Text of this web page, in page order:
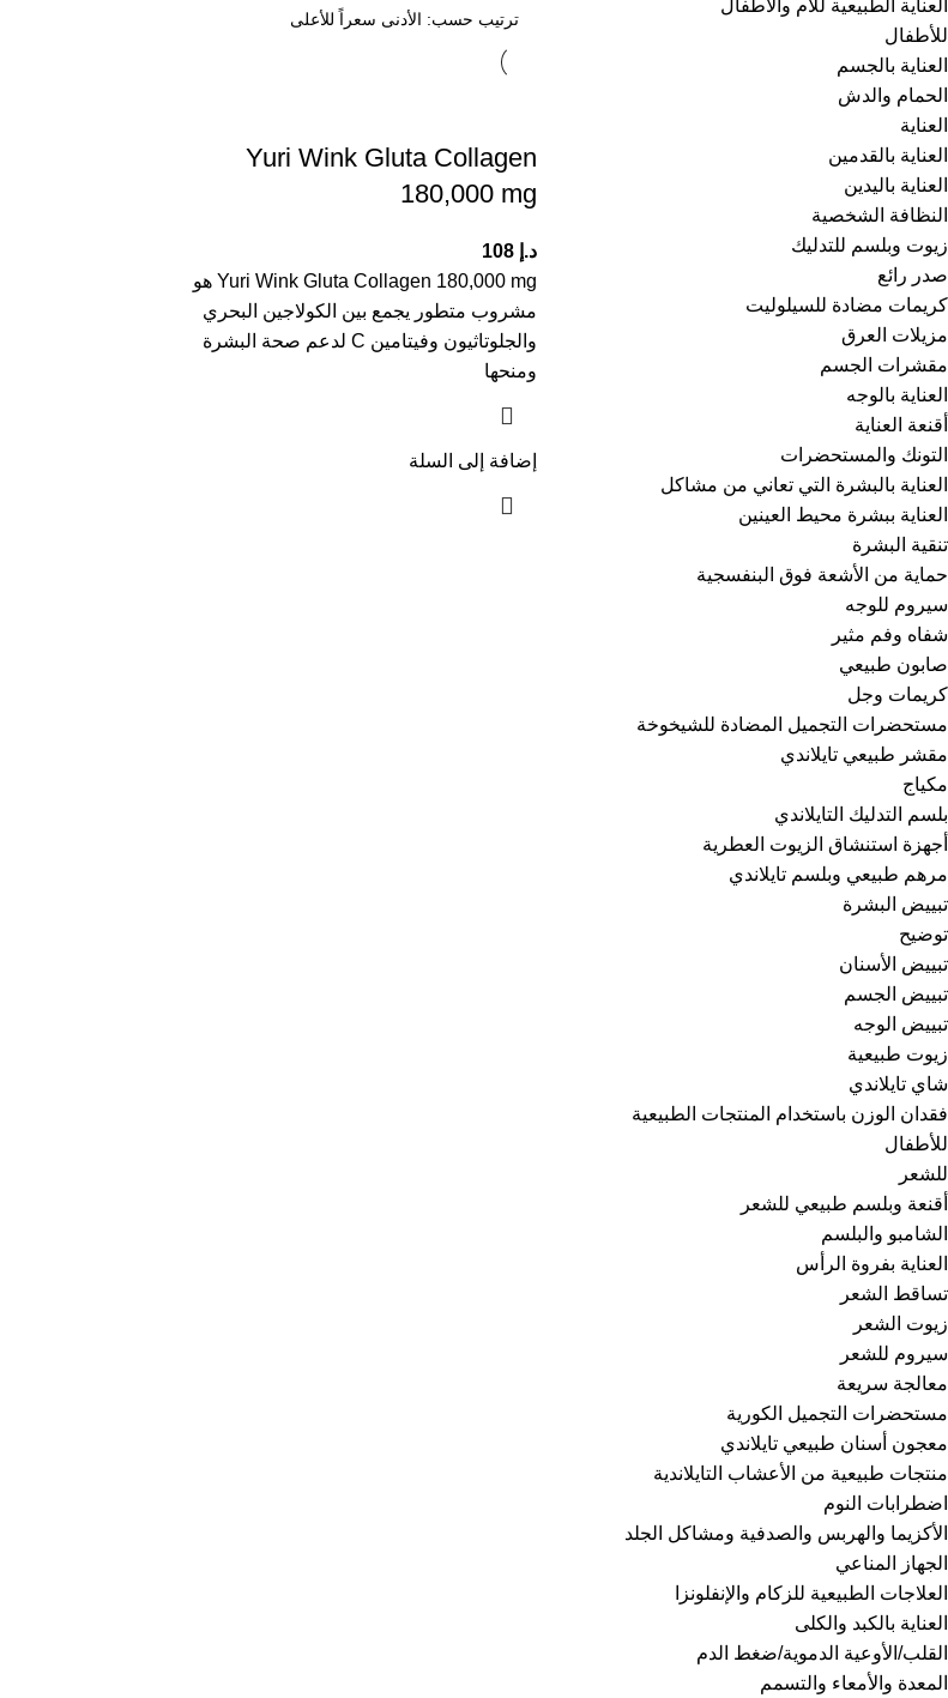
العناية الطبيعية للأم والأطفال
للأطفال
العناية بالجسم
الحمام والدش
العناية
العناية بالقدمين
العناية باليدين
النظافة الشخصية
زيوت وبلسم للتدليك
صدر رائع
كريمات مضادة للسيلوليت
مزيلات العرق
مقشرات الجسم
العناية بالوجه
أقنعة العناية
التونك والمستحضرات
العناية بالبشرة التي تعاني من مشاكل
العناية ببشرة محيط العينين
تنقية البشرة
حماية من الأشعة فوق البنفسجية
سيروم للوجه
شفاه وفم مثير
صابون طبيعي
كريمات وجل
مستحضرات التجميل المضادة للشيخوخة
مقشر طبيعي تايلاندي
مكياج
بلسم التدليك التايلاندي
أجهزة استنشاق الزيوت العطرية
مرهم طبيعي وبلسم تايلاندي
تبييض البشرة
توضيح
تبييض الأسنان
تبييض الجسم
تبييض الوجه
زيوت طبيعية
شاي تايلاندي
فقدان الوزن باستخدام المنتجات الطبيعية
للأطفال
للشعر
أقنعة وبلسم طبيعي للشعر
الشامبو والبلسم
العناية بفروة الرأس
تساقط الشعر
زيوت الشعر
سيروم للشعر
معالجة سريعة
مستحضرات التجميل الكورية
معجون أسنان طبيعي تايلاندي
منتجات طبيعية من الأعشاب التايلاندية
اضطرابات النوم
الأكزيما والهربس والصدفية ومشاكل الجلد
الجهاز المناعي
العلاجات الطبيعية للزكام والإنفلونزا
العناية بالكبد والكلى
القلب/الأوعية الدموية/ضغط الدم
المعدة والأمعاء والتسمم
Yuri Wink Gluta Collagen
180,000 mg
د.إ 108
Yuri Wink Gluta Collagen 180,000 mg هو
مشروب متطور يجمع بين الكولاجين البحري
والجلوتاثيون وفيتامين C لدعم صحة البشرة
ومنحها
إضافة إلى السلة